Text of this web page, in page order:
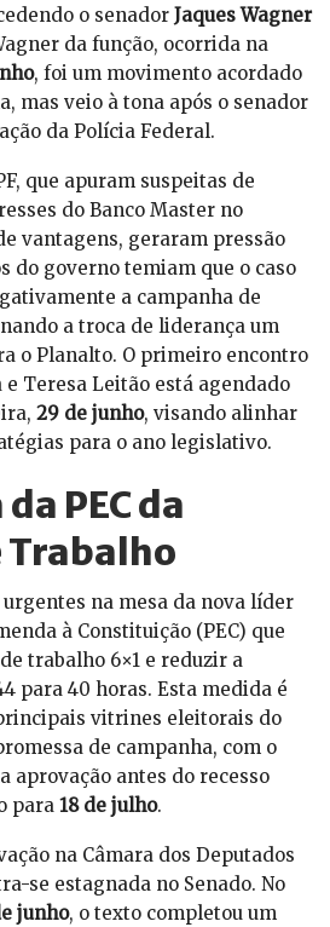
o senador Jaques Wagner
da função, ocorrida na
, foi um movimento acordado
mas veio à tona após o senador
da Polícia Federal.
que apuram suspeitas de
do Banco Master no
vantagens, geraram pressão
do governo temiam que o caso
a campanha de
a troca de liderança um
o Planalto. O primeiro encontro
Teresa Leitão está agendado
29 de junho, visando alinhar
para o ano legislativo.
PEC da
Trabalho
na mesa da nova líder
à Constituição (PEC) que
trabalho 6×1 e reduzir a
para 40 horas. Esta medida é
vitrines eleitorais do
de campanha, com o
aprovação antes do recesso
para 18 de julho.
na Câmara dos Deputados
se estagnada no Senado. No
junho, o texto completou um